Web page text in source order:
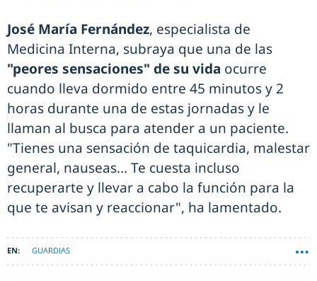
José María Fernández, especialista de
Medicina Interna, subraya que una de las
"peores sensaciones" de su vida ocurre
cuando lleva dormido entre 45 minutos y 2
horas durante una de estas jornadas y le
llaman al busca para atender a un paciente.
"Tienes una sensación de taquicardia, malestar
general, nauseas… Te cuesta incluso
recuperarte y llevar a cabo la función para la
que te avisan y reaccionar", ha lamentado.
GUARDIAS